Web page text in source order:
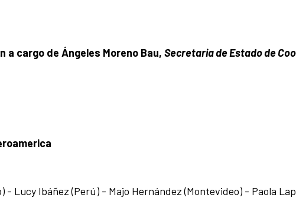
a cargo de Ángeles Moreno Bau, Secretaria de Estado de
- Lucy Ibáñez (Perú) - Majo Hernández (Montevideo) - Paola